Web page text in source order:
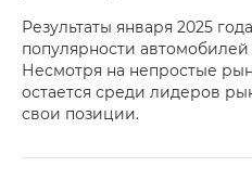
Результаты января 2025
популярности
Несмотря на непростые
остается среди лидеров
свои позиции.